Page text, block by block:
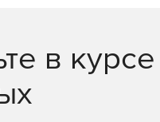
в курсе